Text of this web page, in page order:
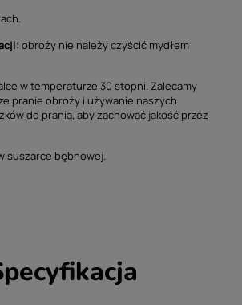
obroży nie należy czyścić mydłem
w temperaturze 30 stopni. Zalecamy
pranie obroży i używanie naszych
do prania, aby zachować jakość przez
suszarce bębnowej.